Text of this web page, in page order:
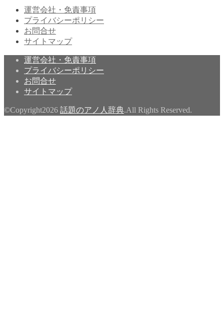
運営会社・免責事項
プライバシーポリシー
お問合せ
サイトマップ
運営会社・免責事項
プライバシーポリシー
お問合せ
サイトマップ
©Copyright2026 話題のアノ人辞典.All Rights Reserved.